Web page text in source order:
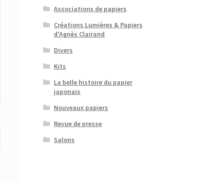
Associations de papiers
Créations Lumières & Papiers
d'Agnès Clairand
Divers
Kits
La belle histoire du papier
japonais
Nouveaux papiers
Revue de presse
Salons